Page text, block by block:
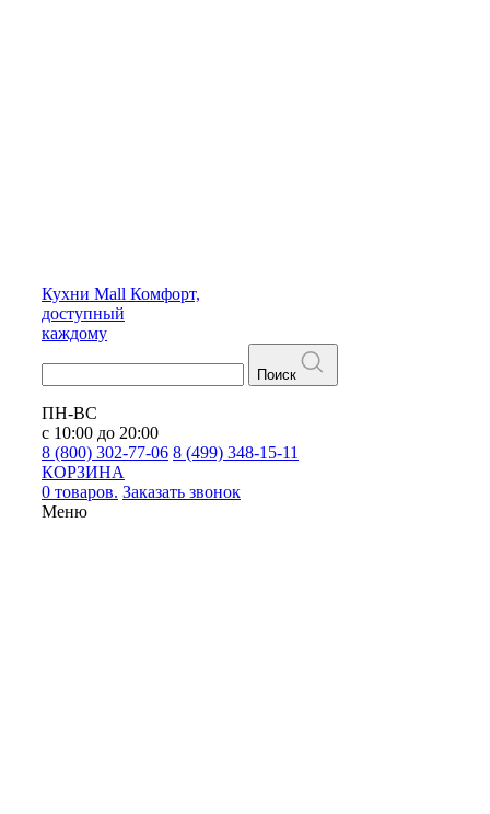
Кухни Mall Комфорт,
доступный
каждому
Поиск
ПН-ВС
с 10:00 до 20:00
8 (800) 302-77-06 8 (499) 348-15-11
КОРЗИНА
0 товаров. Заказать звонок
Меню